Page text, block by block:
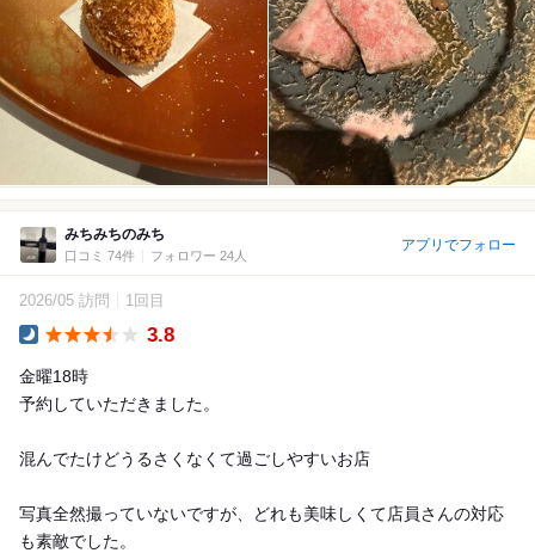
みちみちのみち
口コミ 74件 フォロワー 24人
アプリでフォロー
2026/05 訪問 1回目
3.8
金曜18時
予約していただきました。
混んでたけどうるさくなくて過ごしやすいお店
写真全然撮っていないですが、どれも美味しくて店員さんの対応
も素敵でした。